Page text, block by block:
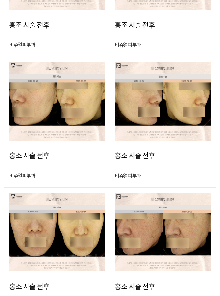
홍조 시술 전후
비쥬얼피부과
홍조 시술 전후
비쥬얼피부과
홍조 시술 전후
비쥬얼피부과
홍조 시술 전후
비쥬얼피부과
홍조 시술 전후 홍조 시술 전후